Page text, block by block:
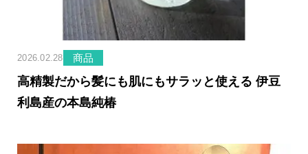
2026.02.28 商品
高精製だから髪にも肌にもサラッと使える 伊豆
利島産の本島純椿